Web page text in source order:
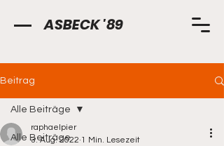
ASBECK '89
Beitrag
Alle Beiträge
Alle Beiträge
raphaelpier
3. Aug. 2022 1 Min. Lesezeit